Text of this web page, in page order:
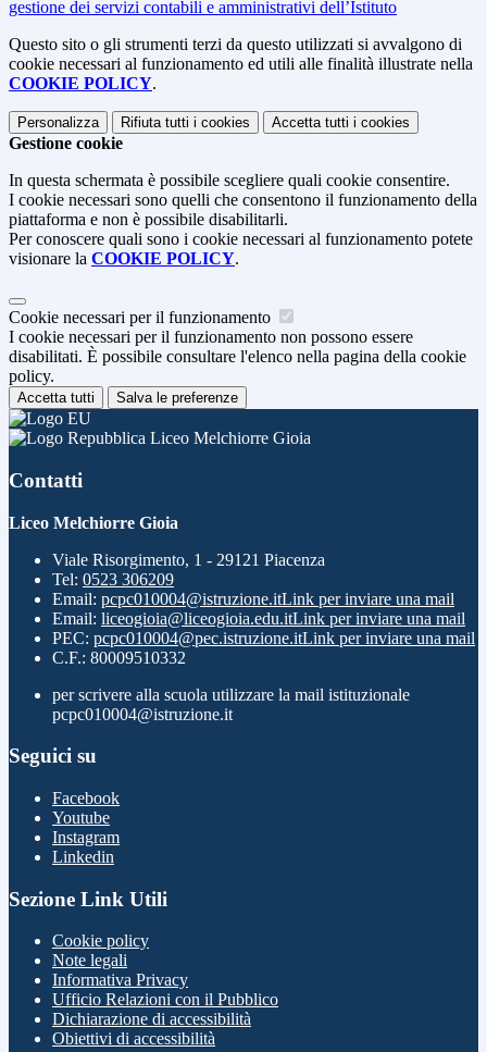
gestione dei servizi contabili e amministrativi dell’Istituto
Questo sito o gli strumenti terzi da questo utilizzati si avvalgono di
cookie necessari al funzionamento ed utili alle finalità illustrate nella
COOKIE POLICY.
Personalizza Rifiuta tutti i cookies Accetta tutti i cookies
Gestione cookie
In questa schermata è possibile scegliere quali cookie consentire.
I cookie necessari sono quelli che consentono il funzionamento della
piattaforma e non è possibile disabilitarli.
Per conoscere quali sono i cookie necessari al funzionamento potete
visionare la COOKIE POLICY.
Cookie necessari per il funzionamento
I cookie necessari per il funzionamento non possono essere
disabilitati. È possibile consultare l'elenco nella pagina della cookie
policy.
Accetta tutti Salva le preferenze
Liceo Melchiorre Gioia
Contatti
Liceo Melchiorre Gioia
Viale Risorgimento, 1 - 29121 Piacenza
Tel: 0523 306209
Email: pcpc010004@istruzione.itLink per inviare una mail
Email: liceogioia@liceogioia.edu.itLink per inviare una mail
PEC: pcpc010004@pec.istruzione.itLink per inviare una mail
C.F.: 80009510332
per scrivere alla scuola utilizzare la mail istituzionale
pcpc010004@istruzione.it
Seguici su
Facebook
Youtube
Instagram
Linkedin
Sezione Link Utili
Cookie policy
Note legali
Informativa Privacy
Ufficio Relazioni con il Pubblico
Dichiarazione di accessibilità
Obiettivi di accessibilità